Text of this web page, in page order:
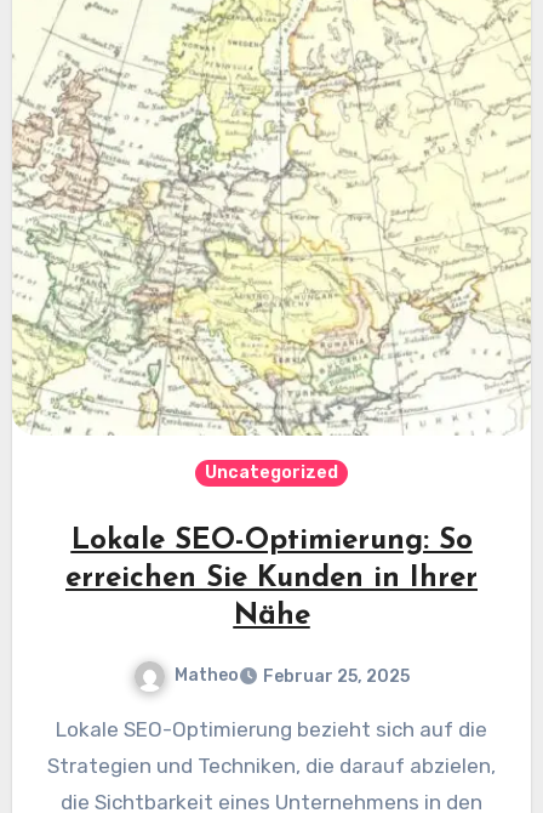
Uncategorized
Lokale SEO-Optimierung: So
erreichen Sie Kunden in Ihrer
Nähe
Matheo Februar 25, 2025
Lokale SEO-Optimierung bezieht sich auf die
Strategien und Techniken, die darauf abzielen,
die Sichtbarkeit eines Unternehmens in den